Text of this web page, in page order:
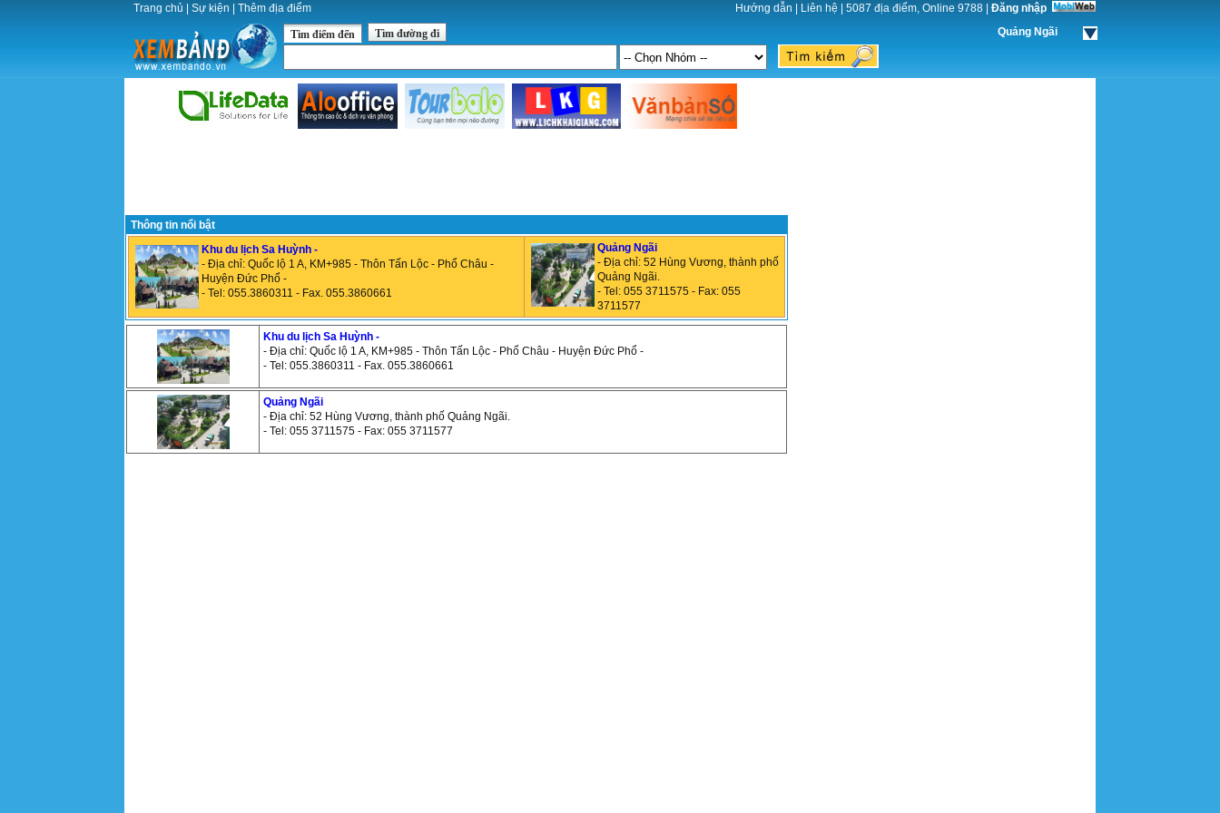
Trang chủ Sự kiện Thêm địa điểm Hướng dẫn Liên hệ 5087 địa điểm, Online 9788
Đăng nhập
Quảng Ngãi
Tìm điểm đến Tìm đường đi
Thông tin nổi bật
Khu du lịch Sa Huỳnh -
- Địa chỉ: Quốc lộ 1 A, KM+985 - Thôn Tấn Lộc - Phổ Châu -
Huyện Đức Phổ -
- Tel: 055.3860311 - Fax. 055.3860661
Quảng Ngãi
- Địa chỉ: 52 Hùng Vương, thành phố
Quảng Ngãi.
- Tel: 055 3711575 - Fax: 055
3711577
Khu du lịch Sa Huỳnh -
- Địa chỉ: Quốc lộ 1 A, KM+985 - Thôn Tấn Lộc - Phổ Châu - Huyện Đức Phổ -
- Tel: 055.3860311 - Fax. 055.3860661
Quảng Ngãi
- Địa chỉ: 52 Hùng Vương, thành phố Quảng Ngãi.
- Tel: 055 3711575 - Fax: 055 3711577